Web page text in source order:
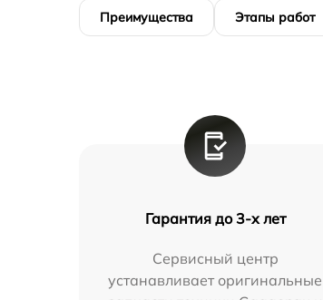
Преимущества Этапы работ
Гарантия до 3-х лет
Сервисный центр
устанавливает оригинальные